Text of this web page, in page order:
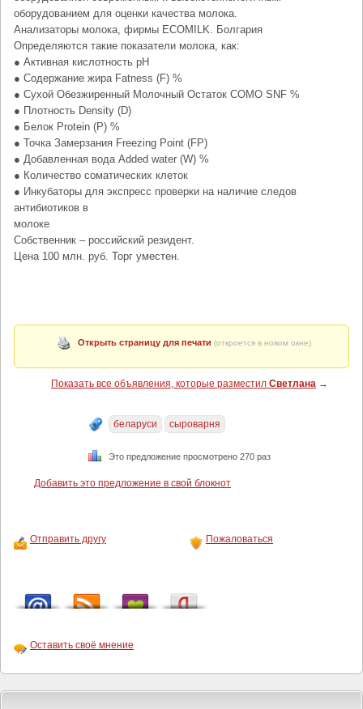
оборудованием для оценки качества молока.
Анализаторы молока, фирмы ECOMILK. Болгария
Определяются такие показатели молока, как:
● Активная кислотность pH
● Содержание жира Fatness (F) %
● Сухой Обезжиренный Молочный Остаток СОМО SNF %
● Плотность Density (D)
● Белок Protein (P) %
● Точка Замерзания Freezing Point (FP)
● Добавленная вода Added water (W) %
● Количество соматических клеток
● Инкубаторы для экспресс проверки на наличие следов
антибиотиков в
молоке
Собственник – российский резидент.
Цена 100 млн. руб. Торг уместен.
Открыть страницу для печати (откроется в новом окне)
Показать все объявления, которые разместил Светлана →
беларуси сыроварня
Это предложение просмотрено 270 раз
Добавить это предложение в свой блокнот
Отправить другу Пожаловаться
Оставить своё мнение